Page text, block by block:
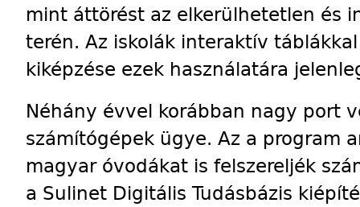
mint áttörést az elkerülhetetlen és
terén. Az iskolák interaktív
kiképzése ezek használatára
Néhány évvel korábban nagy port
számítógépek ügye. Az a program
magyar óvodákat is felszereljék
a Sulinet Digitális Tudásbázis